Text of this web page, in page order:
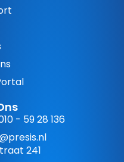
- 59 28 136
241